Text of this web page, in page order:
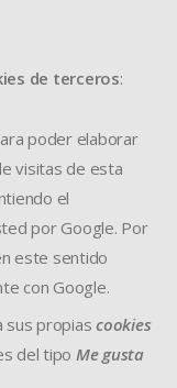
de terceros:
poder elaborar
visitas de esta
el
por Google. Por
este sentido
con Google.
sus propiascookies
del tipo Me gusta